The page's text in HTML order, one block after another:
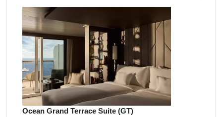
Ocean Grand Terrace Suite (GT)